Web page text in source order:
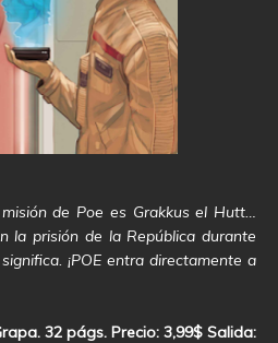
de Poe es Grakkus el Hutt…
la prisión de la República durante
¡POE entra directamente a
32 págs. Precio: 3,99$ Salida: